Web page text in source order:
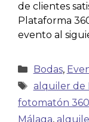
de clientes
Plataforma
evento al
Bodas,
alquiler de
fotomatón
Málaga,